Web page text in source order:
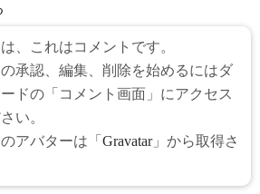
、これはコメントです。
承認、編集、削除を始めるにはダ
ドの「コメント画面」にアクセス
い。
アバターは「 Gravatar」から取得さ